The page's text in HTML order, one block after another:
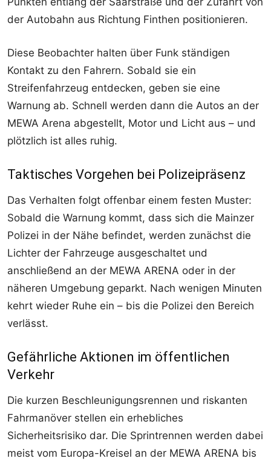
der Autobahn aus Richtung Finthen positionieren.
Diese Beobachter halten über Funk ständigen
Kontakt zu den Fahrern. Sobald sie ein
Streifenfahrzeug entdecken, geben sie eine
Warnung ab. Schnell werden dann die Autos an der
MEWA Arena abgestellt, Motor und Licht aus – und
plötzlich ist alles ruhig.
Taktisches Vorgehen bei Polizeipräsenz
Das Verhalten folgt offenbar einem festen Muster:
Sobald die Warnung kommt, dass sich die Mainzer
Polizei in der Nähe befindet, werden zunächst die
Lichter der Fahrzeuge ausgeschaltet und
anschließend an der MEWA ARENA oder in der
näheren Umgebung geparkt. Nach wenigen Minuten
kehrt wieder Ruhe ein – bis die Polizei den Bereich
verlässt.
Gefährliche Aktionen im öffentlichen
Verkehr
Die kurzen Beschleunigungsrennen und riskanten
Fahrmanöver stellen ein erhebliches
Sicherheitsrisiko dar. Die Sprintrennen werden dabei
meist vom Europa-Kreisel an der MEWA ARENA bis